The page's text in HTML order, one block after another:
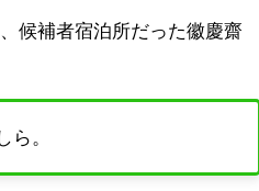
候補者宿泊所だった徽慶齋
ら。